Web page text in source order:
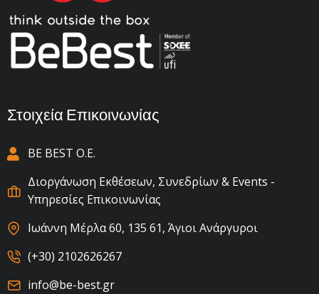
Στοιχεία Επικοινωνίας
BE BEST Ο.Ε.
Διοργάνωση Εκθέσεων, Συνεδρίων & Events -
Υπηρεσίες Επικοινωνίας
Ιωάννη Μέρλα 60, 135 61, Άγιοι Ανάργυροι
(+30) 2102626267
info@be-best.gr